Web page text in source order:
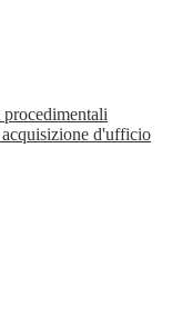
d'ufficio